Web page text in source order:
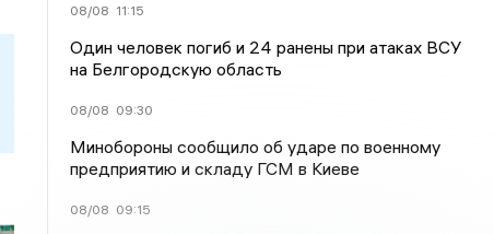
08/08 11:15
Один человек погиб и 24 ранены при атаках ВСУ
на Белгородскую область
08/08 09:30
Минобороны сообщило об ударе по военному
предприятию и складу ГСМ в Киеве
08/08 09:15